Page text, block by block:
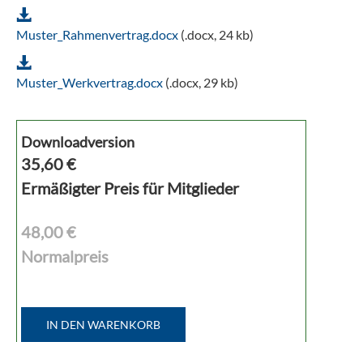
Muster_Rahmenvertrag.docx (.docx, 24 kb)
Muster_Werkvertrag.docx (.docx, 29 kb)
Downloadversion
35,60€
Ermäßigter Preis für Mitglieder
48,00 €
Normalpreis
IN DEN WARENKORB